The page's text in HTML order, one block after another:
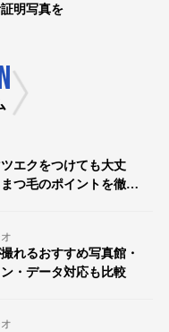
明写真を
エクをつけても大丈
つ毛のポイントを徹底
れるおすすめ写真館・
・データ対応も比較